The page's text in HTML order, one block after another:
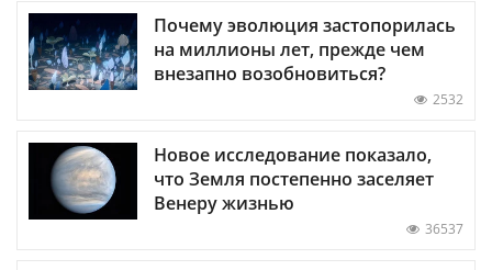
Почему эволюция застопорилась
на миллионы лет, прежде чем
внезапно возобновиться?
2532
Новое исследование показало,
что Земля постепенно заселяет
Венеру жизнью
36537